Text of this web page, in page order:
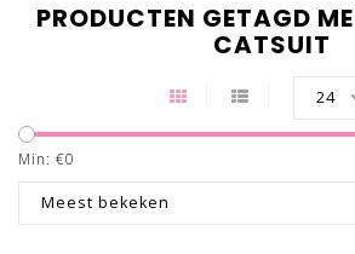
PRODUCTEN GETAGD
CATSUIT
24
Min: €0
Meest bekeken